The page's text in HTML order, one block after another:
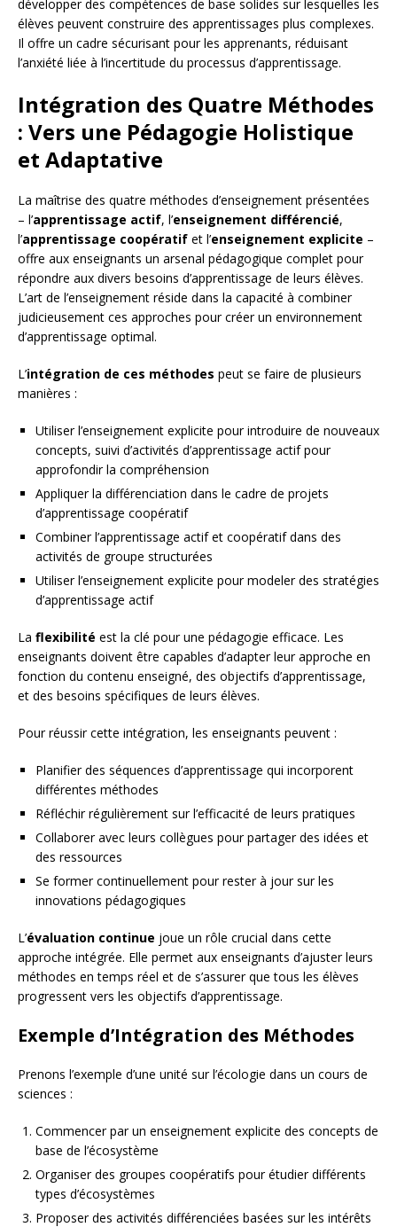
développer des compétences de base solides sur lesquelles les
élèves peuvent construire des apprentissages plus complexes.
Il offre un cadre sécurisant pour les apprenants, réduisant
l’anxiété liée à l’incertitude du processus d’apprentissage.
Intégration des Quatre Méthodes
: Vers une Pédagogie Holistique
et Adaptative
La maîtrise des quatre méthodes d’enseignement présentées
– l’apprentissage actif, l’enseignement différencié,
l’apprentissage coopératif et l’enseignement explicite –
offre aux enseignants un arsenal pédagogique complet pour
répondre aux divers besoins d’apprentissage de leurs élèves.
L’art de l’enseignement réside dans la capacité à combiner
judicieusement ces approches pour créer un environnement
d’apprentissage optimal.
L’intégration de ces méthodes peut se faire de plusieurs
manières :
Utiliser l’enseignement explicite pour introduire de nouveaux
concepts, suivi d’activités d’apprentissage actif pour
approfondir la compréhension
Appliquer la différenciation dans le cadre de projets
d’apprentissage coopératif
Combiner l’apprentissage actif et coopératif dans des
activités de groupe structurées
Utiliser l’enseignement explicite pour modeler des stratégies
d’apprentissage actif
La flexibilité est la clé pour une pédagogie efficace. Les
enseignants doivent être capables d’adapter leur approche en
fonction du contenu enseigné, des objectifs d’apprentissage,
et des besoins spécifiques de leurs élèves.
Pour réussir cette intégration, les enseignants peuvent :
Planifier des séquences d’apprentissage qui incorporent
différentes méthodes
Réfléchir régulièrement sur l’efficacité de leurs pratiques
Collaborer avec leurs collègues pour partager des idées et
des ressources
Se former continuellement pour rester à jour sur les
innovations pédagogiques
L’évaluation continue joue un rôle crucial dans cette
approche intégrée. Elle permet aux enseignants d’ajuster leurs
méthodes en temps réel et de s’assurer que tous les élèves
progressent vers les objectifs d’apprentissage.
Exemple d’Intégration des Méthodes
Prenons l’exemple d’une unité sur l’écologie dans un cours de
sciences :
Commencer par un enseignement explicite des concepts de
base de l’écosystème
Organiser des groupes coopératifs pour étudier différents
types d’écosystèmes
Proposer des activités différenciées basées sur les intérêts